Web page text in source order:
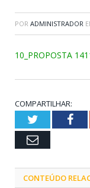
POR ADMINISTRADOR
10_PROPOSTA
COMPARTILHAR:
Twitter
Email
CONTEÚDO